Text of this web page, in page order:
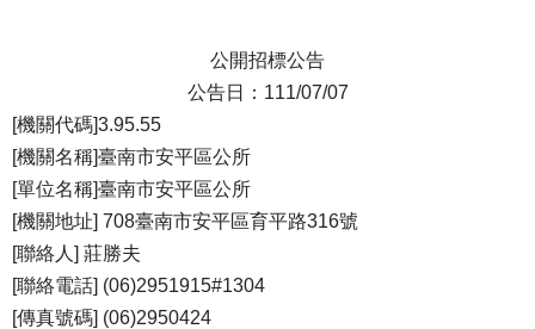
公開招標公告
公告日：111/07/07
[機關代碼]3.95.55
[機關名稱]臺南市安平區公所
[單位名稱]臺南市安平區公所
[機關地址] 708臺南市安平區育平路316號
[聯絡人] 莊勝夫
[聯絡電話] (06)2951915#1304
[傳真號碼] (06)2950424